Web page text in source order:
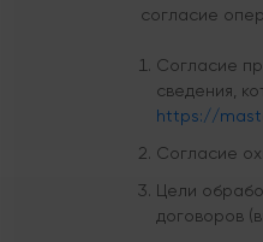
согласие
Согласие
сведения,
https://
Согласие
Цели
договоров